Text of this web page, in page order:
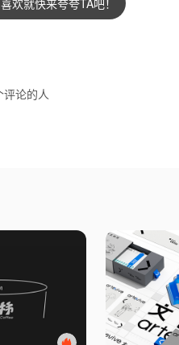
欢就快来夸夸TA吧！
评论的人